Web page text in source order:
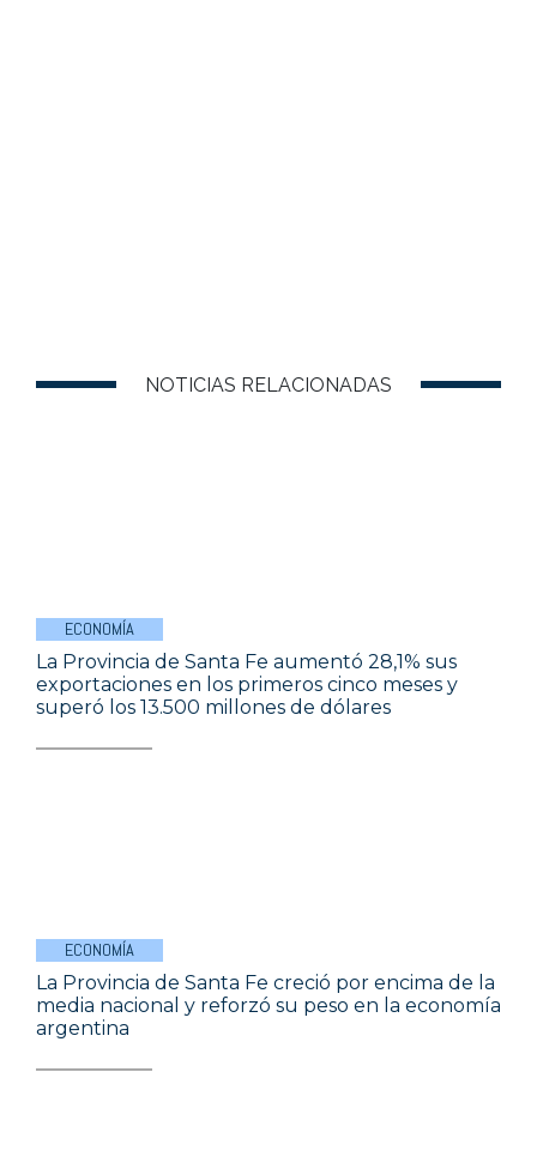
NOTICIAS RELACIONADAS
ECONOMÍA
La Provincia de Santa Fe aumentó 28,1% sus
exportaciones en los primeros cinco meses y
superó los 13.500 millones de dólares
ECONOMÍA
La Provincia de Santa Fe creció por encima de la
media nacional y reforzó su peso en la economía
argentina